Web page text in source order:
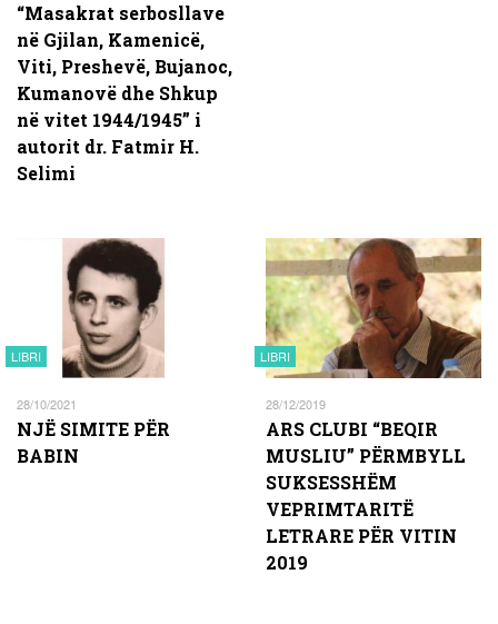
“Masakrat serbosllave
në Gjilan, Kamenicë,
Viti, Preshevë, Bujanoc,
Kumanovë dhe Shkup
në vitet 1944/1945” i
autorit dr. Fatmir H.
Selimi
LIBRI
28/10/2021
NJË SIMITE PËR
BABIN
LIBRI
28/12/2019
ARS CLUBI “BEQIR
MUSLIU” PËRMBYLL
SUKSESSHËM
VEPRIMTARITË
LETRARE PËR VITIN
2019